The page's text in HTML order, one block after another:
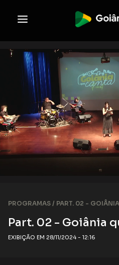
PROGRAMAS / PART. 02 -
Part. 02 - Goiânia
EXIBIÇÃO EM 28/11/2024 - 12:16